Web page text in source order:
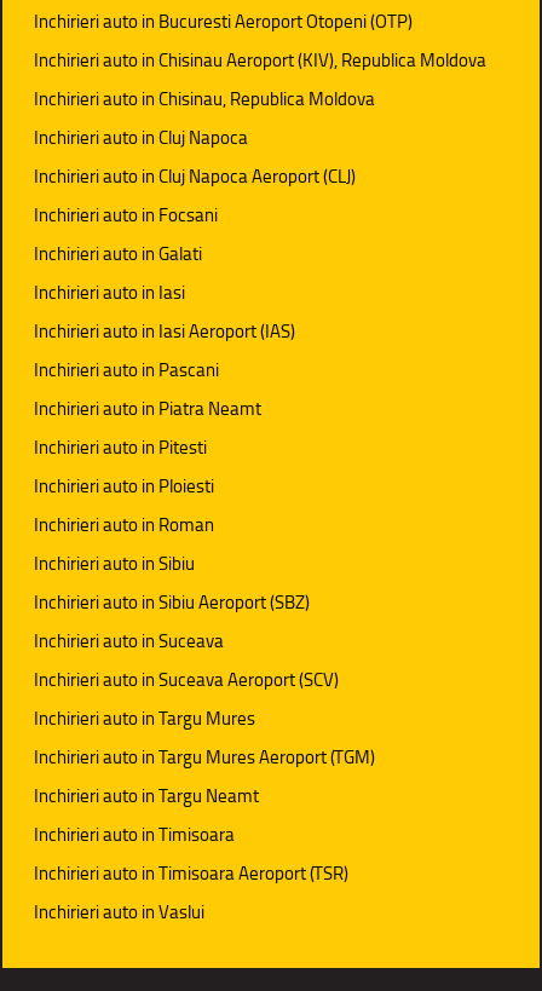
Inchirieri auto in Bucuresti Aeroport Otopeni (OTP)
Inchirieri auto in Chisinau Aeroport (KIV), Republica Moldova
Inchirieri auto in Chisinau, Republica Moldova
Inchirieri auto in Cluj Napoca
Inchirieri auto in Cluj Napoca Aeroport (CLJ)
Inchirieri auto in Focsani
Inchirieri auto in Galati
Inchirieri auto in Iasi
Inchirieri auto in Iasi Aeroport (IAS)
Inchirieri auto in Pascani
Inchirieri auto in Piatra Neamt
Inchirieri auto in Pitesti
Inchirieri auto in Ploiesti
Inchirieri auto in Roman
Inchirieri auto in Sibiu
Inchirieri auto in Sibiu Aeroport (SBZ)
Inchirieri auto in Suceava
Inchirieri auto in Suceava Aeroport (SCV)
Inchirieri auto in Targu Mures
Inchirieri auto in Targu Mures Aeroport (TGM)
Inchirieri auto in Targu Neamt
Inchirieri auto in Timisoara
Inchirieri auto in Timisoara Aeroport (TSR)
Inchirieri auto in Vaslui